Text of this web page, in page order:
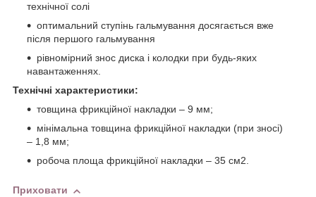
технічної солі
оптимальний ступінь гальмування досягається вже
після першого гальмування
рівномірний знос диска і колодки при будь-яких
навантаженнях.
Технічні характеристики:
товщина фрикційної накладки – 9 мм;
мінімальна товщина фрикційної накладки (при зносі)
– 1,8 мм;
робоча площа фрикційної накладки – 35 см2.
Приховати